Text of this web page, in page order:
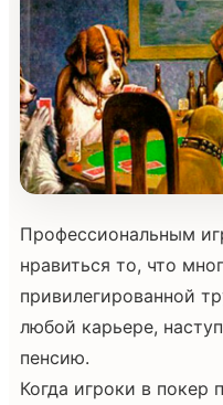
Профессиональным
нравиться то, что
привилегированной
любой карьере,
пенсию.
Когда игроки в покер